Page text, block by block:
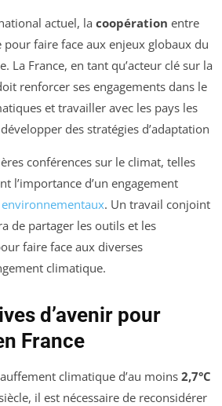
actuel, la coopération entre
pour faire face aux enjeux globaux du
La France, en tant qu’acteur clé sur la
renforcer ses engagements dans le
et travailler avec les pays les
des stratégies d’adaptation
conférences sur le climat, telles
l’importance d’un engagement
. Un travail conjoint
de partager les outils et les
faire face aux diverses
climatique.
d’avenir pour
France
climatique d’au moins 2,7°C
il est nécessaire de reconsidérer